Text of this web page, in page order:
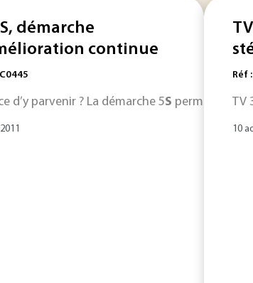
les plus utilisés... industriellement
démarche
continue
d’y parvenir ? La démarche 5S permet de
Réf
TV
10